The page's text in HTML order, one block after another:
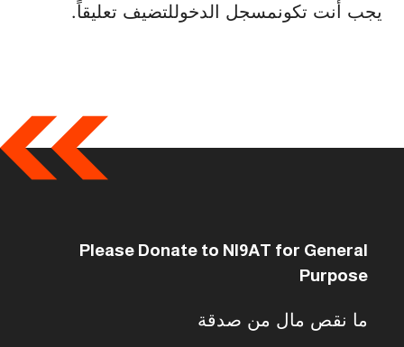
يجب أنت تكونمسجل الدخوللتضيف تعليقاً.
Please Donate to NI9AT for General
Purpose
ما نقص مال من صدقة